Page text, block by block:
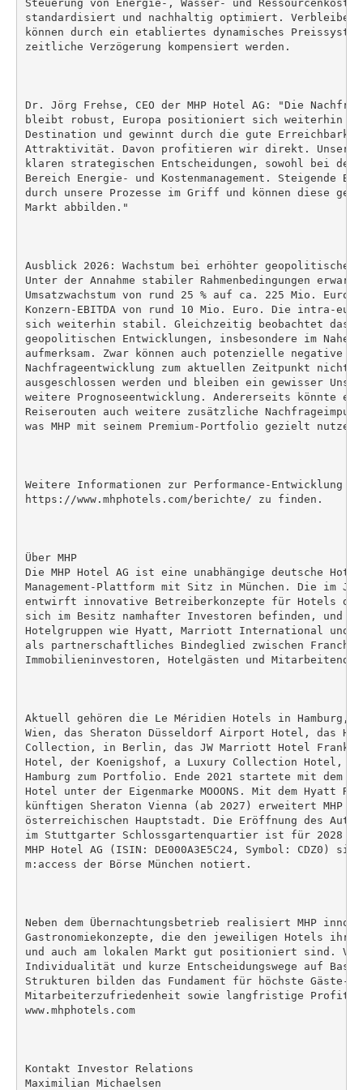
Steuerung von Energie-, Wasser- und
standardisiert und nachhaltig optimiert.
können durch ein etabliertes dynamisches
zeitliche Verzögerung kompensiert werden.
Dr. Jörg Frehse, CEO der MHP Hotel AG: "Die
bleibt robust, Europa positioniert sich weiterhin
Destination und gewinnt durch die gute
Attraktivität. Davon profitieren wir direkt. Unser
klaren strategischen Entscheidungen, sowohl bei der
Bereich Energie- und Kostenmanagement. Steigende
durch unsere Prozesse im Griff und können diese
Markt abbilden."
Ausblick 2026: Wachstum bei erhöhter geopolitischer
Unter der Annahme stabiler Rahmenbedingungen
Umsatzwachstum von rund 25 % auf ca. 225 Mio.
Konzern-EBITDA von rund 10 Mio. Euro. Die intra-
sich weiterhin stabil. Gleichzeitig beobachtet das
geopolitischen Entwicklungen, insbesondere im
aufmerksam. Zwar können auch potenzielle negative
Nachfrageentwicklung zum aktuellen Zeitpunkt nicht
ausgeschlossen werden und bleiben ein gewisser
weitere Prognoseentwicklung. Andererseits könnte
Reiserouten auch weitere zusätzliche
was MHP mit seinem Premium-Portfolio gezielt nutzen
Weitere Informationen zur Performance-Entwicklung
https://www.mhphotels.com/berichte/ zu finden.
Über MHP
Die MHP Hotel AG ist eine unabhängige deutsche
Management-Plattform mit Sitz in München. Die im
entwirft innovative Betreiberkonzepte für Hotels des
sich im Besitz namhafter Investoren befinden, und
Hotelgruppen wie Hyatt, Marriott International und
als partnerschaftliches Bindeglied zwischen
Immobilieninvestoren, Hotelgästen und
Aktuell gehören die Le Méridien Hotels in Hamburg,
Wien, das Sheraton Düsseldorf Airport Hotel, das
Collection, in Berlin, das JW Marriott Hotel
Hotel, der Koenigshof, a Luxury Collection Hotel,
Hamburg zum Portfolio. Ende 2021 startete mit dem
Hotel unter der Eigenmarke MOOONS. Mit dem Hyatt
künftigen Sheraton Vienna (ab 2027) erweitert MHP
österreichischen Hauptstadt. Die Eröffnung des
im Stuttgarter Schlossgartenquartier ist für 2028
MHP Hotel AG (ISIN: DE000A3E5C24, Symbol: CDZ0)
m:access der Börse München notiert.
Neben dem Übernachtungsbetrieb realisiert MHP
Gastronomiekonzepte, die den jeweiligen Hotels
und auch am lokalen Markt gut positioniert sind.
Individualität und kurze Entscheidungswege auf
Strukturen bilden das Fundament für höchste Gäste-
Mitarbeiterzufriedenheit sowie langfristige
www.mhphotels.com
Kontakt Investor Relations
Maximilian Michaelsen